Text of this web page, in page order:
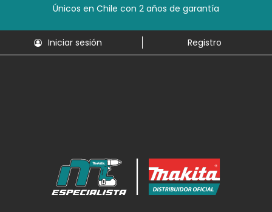
Únicos en Chile con 2 años de garantía
Iniciar sesión Registro